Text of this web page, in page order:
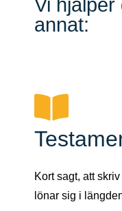
Vi hjälper
annat:
Kort sagt, att
lönar sig i